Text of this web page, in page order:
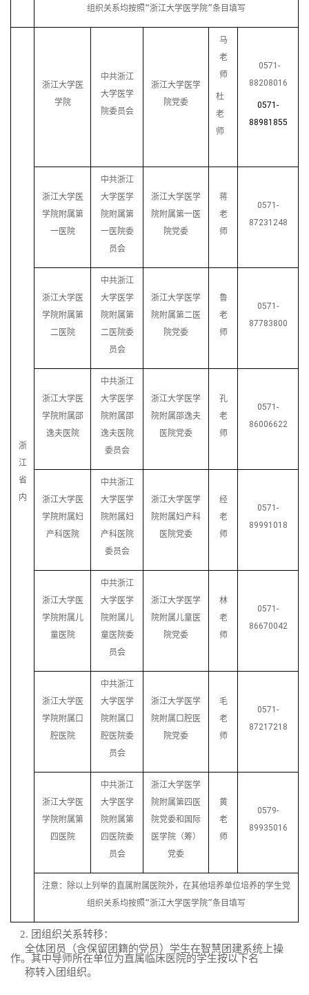
组织关系均按照“浙江大学医学院”条目填写
浙
江
省
内
浙江大学医
学院
中共浙江
大学医学
院委员会
浙江大学医学
院党委
马
老
师
杜
老
师
0571-
88208016
0571-
88981855
浙江大学医
学院附属第
一医院
中共浙江
大学医学
院附属第
一医院委
员会
浙江大学医学
院附属第一医
院党委
蒋
老
师
0571-
87231248
浙江大学医
学院附属第
二医院
中共浙江
大学医学
院附属第
二医院委
员会
浙江大学医学
院附属第二医
院党委
鲁
老
师
0571-
87783800
浙江大学医
学院附属邵
逸夫医院
中共浙江
大学医学
院附属邵
逸夫医院
委员会
浙江大学医学
院附属邵逸夫
医院党委
孔
老
师
0571-
86006622
浙江大学医
学院附属妇
产科医院
中共浙江
大学医学
院附属妇
产科医院
委员会
浙江大学医学
院附属妇产科
医院党委
经
老
师
0571-
89991018
浙江大学医
学院附属儿
童医院
中共浙江
大学医学
院附属儿
童医院委
员会
浙江大学医学
院附属儿童医
院党委
林
老
师
0571-
86670042
浙江大学医
学院附属口
腔医院
中共浙江
大学医学
院附属口
腔医院委
员会
浙江大学医学
院附属口腔医
院党委
毛
老
师
0571-
87217218
浙江大学医
学院附属第
四医院
中共浙江
大学医学
院附属第
四医院委
员会
浙江大学医学
院附属第四医
院党委和国际
医学院（筹）
党委
黄
老
师
0579-
89935016
注意：除以上列举的直属附属医院外，在其他培养单位培养的学生党
组织关系均按照“浙江大学医学院”条目填写
2. 团组织关系转移：
全体团员（含保留团籍的党员）学生在智慧团建系统上操
作。其中导师所在单位为直属临床医院的学生按以下名
称转入团组织。